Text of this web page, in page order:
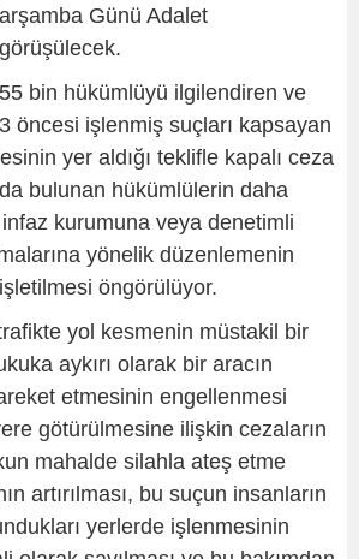
Günü Adalet
bin hükümlüyü ilgilendiren ve
öncesi işlenmiş suçları kapsayan
yer aldığı teklifle kapalı ceza
bulunan hükümlülerin daha
kurumuna veya denetimli
yönelik düzenlemenin
öngörülüyor.
yol kesmenin müstakil bir
aykırı olarak bir aracın
etmesinin engellenmesi
götürülmesine ilişkin cezaların
mahalde silahla ateş etme
artırılması, bu suçun insanların
yerlerde işlenmesinin